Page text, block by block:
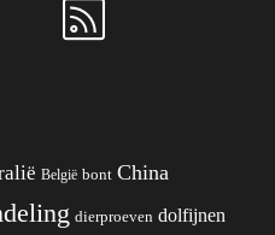
België bont China
dierproeven dolfijnen